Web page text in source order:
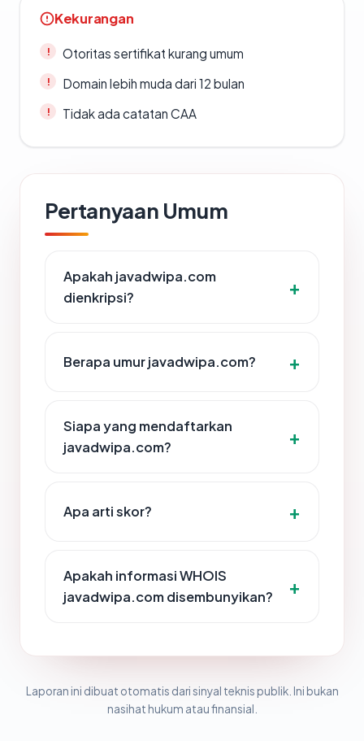
Kekurangan
Otoritas sertifikat kurang umum
Domain lebih muda dari 12 bulan
Tidak ada catatan CAA
Pertanyaan Umum
Apakah javadwipa.com
dienkripsi?
Berapa umur javadwipa.com?
Siapa yang mendaftarkan
javadwipa.com?
Apa arti skor?
Apakah informasi WHOIS
javadwipa.com disembunyikan?
Laporan ini dibuat otomatis dari sinyal teknis publik. Ini bukan
nasihat hukum atau finansial.